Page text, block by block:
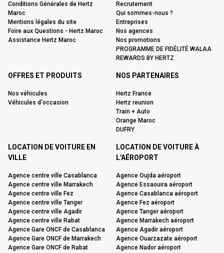
Conditions Générales de Hertz
Maroc
Mentions légales du site
Foire aux Questions - Hertz Maroc
Assistance Hertz Maroc
Recrutement
Qui sommes-nous ?
Entreprises
Nos agences
Nos promotions
PROGRAMME DE FIDÉLITÉ WALAA
REWARDS BY HERTZ
OFFRES ET PRODUITS
Nos véhicules
Véhicules d'occasion
NOS PARTENAIRES
Hertz France
Hertz reunion
Train + Auto
Orange Maroc
DUFRY
LOCATION DE VOITURE EN
VILLE
Agence centre ville Casablanca
Agence centre ville Marrakech
Agence centre ville Fez
Agence centre ville Tanger
Agence centre ville Agadir
Agence centre ville Rabat
Agence Gare ONCF de Casablanca
Agence Gare ONCF de Marrakech
Agence Gare ONCF de Rabat
LOCATION DE VOITURE À
L'AÉROPORT
Agence Oujda aéroport
Agence Essaouira aéroport
Agence Casablanca aéroport
Agence Fez aéroport
Agence Tanger aéroport
Agence Marrakech aéroport
Agence Agadir aéroport
Agence Ouarzazate aéroport
Agence Nador aéroport